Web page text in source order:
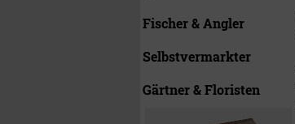
Fischer & Angler
Selbstvermarkter
Gärtner & Floristen